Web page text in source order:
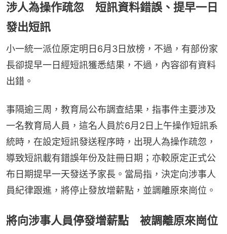
涉人為操作疏忽 短訊資料錯誤、提早一日
發出短訊
小一統一派位原定明日6月3日放榜，不過，有部份家
長卻提早一日經短訊獲悉結果，不過，內容卻有資料
出錯。
事隔逾三周，教育局公布調查結果，指事件主要涉及
一名教育局人員，這名人員於6月2日上午操作短訊系
統時，在設定短訊發送程序時，出現人為操作疏忽，
導致短訊載有錯誤年份及註冊日期；亦較原定正式公
布日期提早一天發送予家長。當局指，決定向涉事人
員紀律跟進，將停止發放增薪點，並調離原來崗位。
將向涉事人員停發增薪點 被調離原來崗位